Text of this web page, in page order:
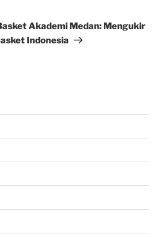
Akademi Medan: Mengukir
Indonesia